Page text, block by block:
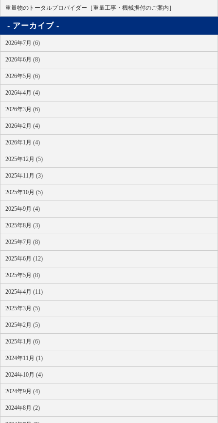
重量物のトータルプロバイダー［重量工事・機械据付のご案内］
アーカイブ
2026年7月 (6)
2026年6月 (8)
2026年5月 (6)
2026年4月 (4)
2026年3月 (6)
2026年2月 (4)
2026年1月 (4)
2025年12月 (5)
2025年11月 (3)
2025年10月 (5)
2025年9月 (4)
2025年8月 (3)
2025年7月 (8)
2025年6月 (12)
2025年5月 (8)
2025年4月 (11)
2025年3月 (5)
2025年2月 (5)
2025年1月 (6)
2024年11月 (1)
2024年10月 (4)
2024年9月 (4)
2024年8月 (2)